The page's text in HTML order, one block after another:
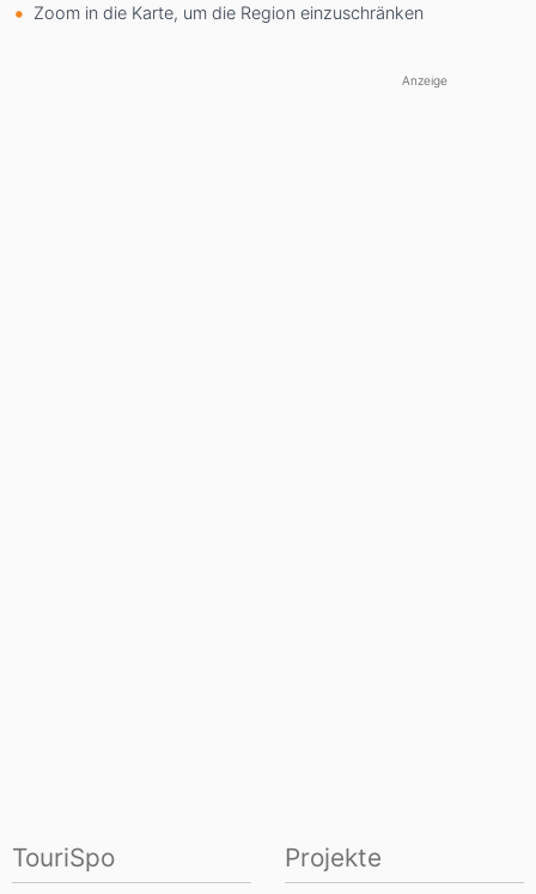
Zoom in die Karte, um die Region einzuschränken
Anzeige
TouriSpo Projekte